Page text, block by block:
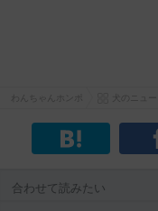
合わせて読みたい